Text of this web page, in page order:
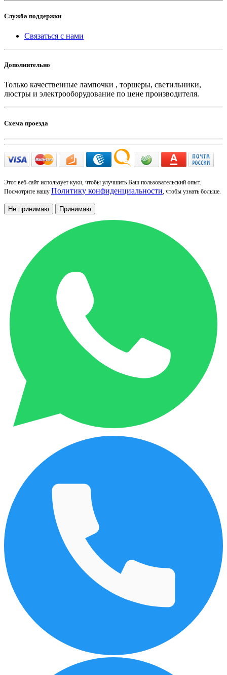
Служба поддержки
Связаться с нами
Дополнительно
Только качественные лампочки , торшеры, светильники,
люстры и электрооборудование по цене производителя.
Схема проезда
Этот веб-сайт использует куки, чтобы улучшить Ваш пользовательский опыт.
Посмотрите нашу Политику конфиденциальности, чтобы узнать больше.
Не принимаю Принимаю